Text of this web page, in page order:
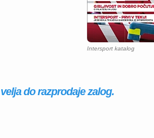
Intersport katalog
do razprodaje zalog.